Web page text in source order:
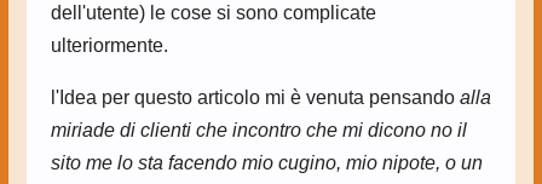
dell'utente) le cose si sono complicate
ulteriormente.
l'Idea per questo articolo mi è venuta pensando alla
miriade di clienti che incontro che mi dicono no il
sito me lo sta facendo mio cugino, mio nipote, o un